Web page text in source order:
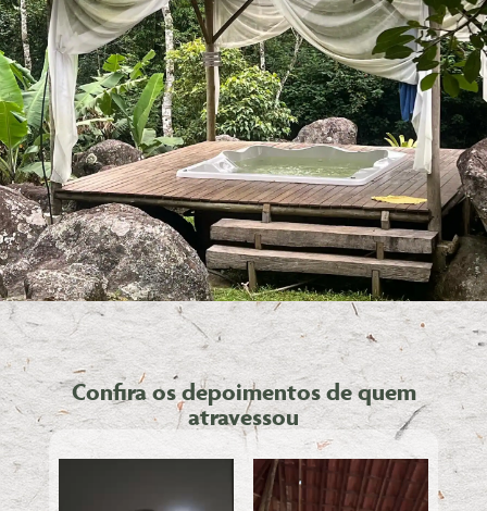
Confira os depoimentos de quem
atravessou